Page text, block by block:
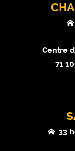
Centre
71
33